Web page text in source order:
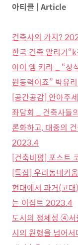
아티클 | Article
건축사의 가치?
한국 건축 알리기
아이 엠 키라 _ “상
원동력이죠” 박유
[공간공감] 안아주
좌담회 _ 건축사들
론화하고, 대중의
2023.4
[건축비평] 포스트
[특집] 우리동네키
현대에서 과거(고
는 이집트 2023.4
도시의 정체성 ④서
시의 원형을 넘어